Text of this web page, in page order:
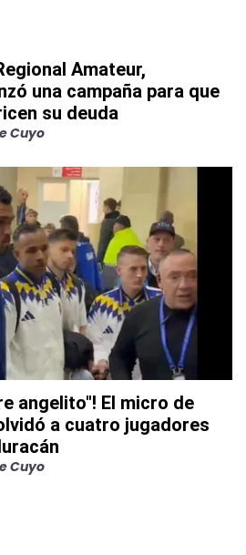
Amateur,
una campaña para que
su deuda
Cuyo
angelito"! El micro de
a cuatro jugadores
Cuyo